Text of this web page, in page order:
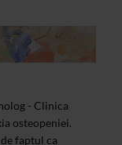
- Clinica
osteopeniei.
faptul ca